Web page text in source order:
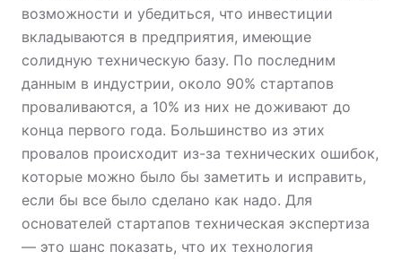
возможности и убедиться, что инвестиции
вкладываются в предприятия, имеющие
солидную техническую базу. По последним
данным в индустрии, около 90% стартапов
проваливаются, а 10% из них не доживают до
конца первого года. Большинство из этих
провалов происходит из-за технических ошибок,
которые можно было бы заметить и исправить,
если бы все было сделано как надо. Для
основателей стартапов техническая экспертиза
— это шанс показать, что их технология